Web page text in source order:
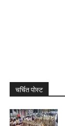
चर्चित पोस्ट